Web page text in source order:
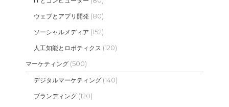
ウェブとアプリ開発 (80)
ソーシャルメディア (152)
人工知能とロボティクス (120)
マーケティング (500)
デジタルマーケティング (140)
ブランディング (120)